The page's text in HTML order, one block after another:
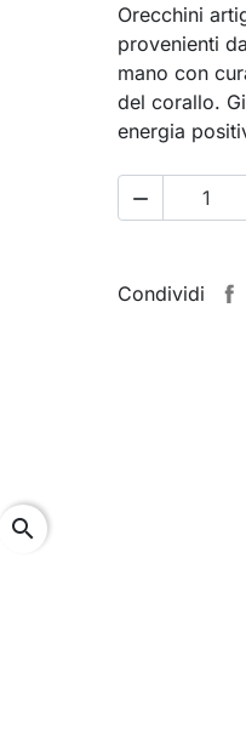
search
Orecchini
provenienti
mano con
del corallo.
energia

Condividi